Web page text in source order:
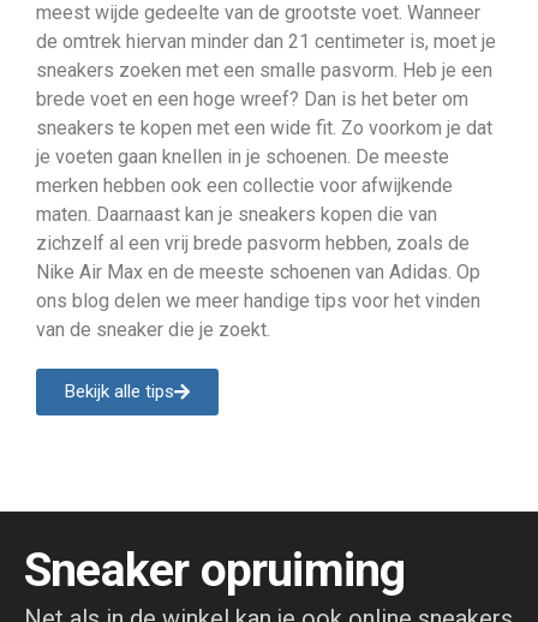
meest wijde gedeelte van de grootste voet. Wanneer
de omtrek hiervan minder dan 21 centimeter is, moet je
sneakers zoeken met een smalle pasvorm. Heb je een
brede voet en een hoge wreef? Dan is het beter om
sneakers te kopen met een wide fit. Zo voorkom je dat
je voeten gaan knellen in je schoenen. De meeste
merken hebben ook een collectie voor afwijkende
maten. Daarnaast kan je sneakers kopen die van
zichzelf al een vrij brede pasvorm hebben, zoals de
Nike Air Max en de meeste schoenen van Adidas. Op
ons blog delen we meer handige tips voor het vinden
van de sneaker die je zoekt.
Bekijk alle tips
Sneaker opruiming